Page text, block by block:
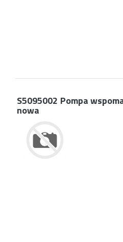
S5095002 Pompa
nowa